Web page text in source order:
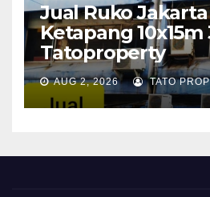
Jual Ruko
Ketapang 10x15m
Tatoproperty
AUG 2, 2026 TATO